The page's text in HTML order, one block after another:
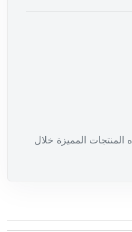
المميزة خلال
لا يمكن إرجاع المنتجات